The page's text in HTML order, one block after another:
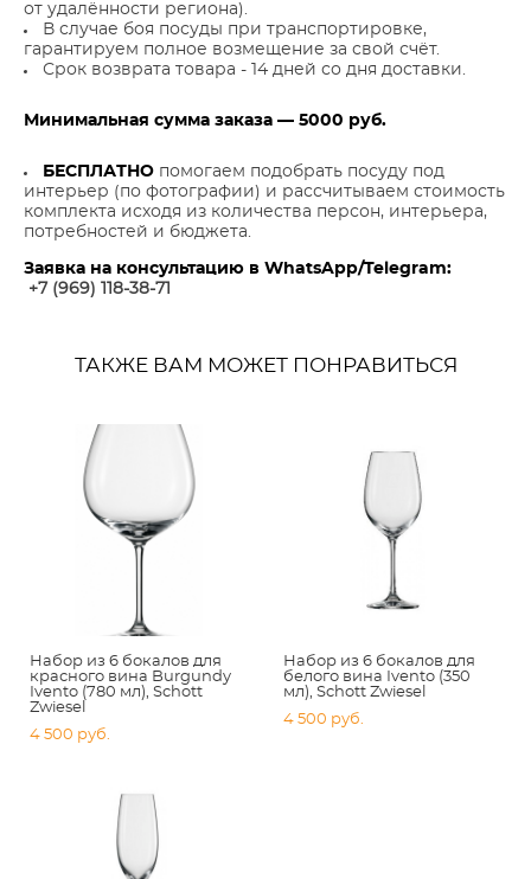
от удалённости региона).
В случае боя посуды при транспортировке,
гарантируем полное возмещение за свой счёт.
Срок возврата товара - 14 дней со дня доставки.
Минимальная сумма заказа — 5000 руб.
БЕСПЛАТНО помогаем подобрать посуду под
интерьер (по фотографии) и рассчитываем стоимость
комплекта исходя из количества персон, интерьера,
потребностей и бюджета.
Заявка на консультацию в WhatsApp/Telegram:
+7 (969) 118-38-7
ТАКЖЕ ВАМ МОЖЕТ ПОНРАВИТЬСЯ
Набор из 6 бокалов для
красного вина Burgundy
Ivento (780 мл), Schott
Zwiesel
4 500 pуб.
Набор из 6 бокалов для
белого вина Ivento (350
мл), Schott Zwiesel
4 500 pуб.